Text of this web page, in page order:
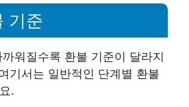
기준
워질수록 환불 기준이 달라지
기서는 일반적인 단계별 환불
.